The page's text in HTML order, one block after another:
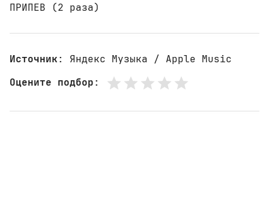
ПРИПЕВ (2 раза)
Источник: Яндекс Музыка / Apple Music
Оцените подбор: